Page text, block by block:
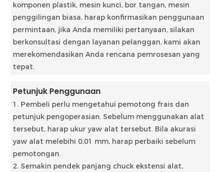
komponen plastik, mesin kunci, bor tangan, mesin
penggilingan biasa, harap konfirmasikan penggunaan
permintaan, jika Anda memiliki pertanyaan, silakan
berkonsultasi dengan layanan pelanggan, kami akan
merekomendasikan Anda rencana pemrosesan yang
tepat.
Petunjuk Penggunaan
1. Pembeli perlu mengetahui pemotong frais dan
petunjuk pengoperasian. Sebelum menggunakan alat
tersebut, harap ukur yaw alat tersebut. Bila akurasi
yaw alat melebihi 0,01 mm, harap perbaiki sebelum
pemotongan.
2. Semakin pendek panjang chuck ekstensi alat,